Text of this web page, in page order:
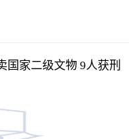
国家二级文物 9人获刑